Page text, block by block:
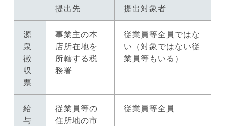
提出先 提出対象者
源
泉
徴
収
票
事業主の本
店所在地を
所轄する税
務署
従業員等全員ではな
い（対象ではない従
業員等もいる）
給
与
従業員等の
住所地の市
従業員等全員